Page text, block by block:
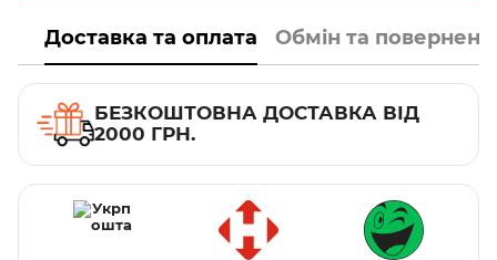
Доставка та оплата Обмін та
БЕЗКОШТОВНА ДОСТАВКА ВІД
2000 ГРН.